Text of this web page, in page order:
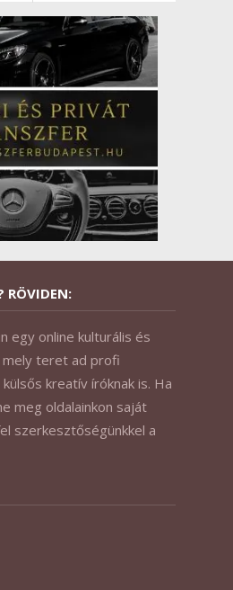
RÖVIDEN:
egy online kulturális és
mely teret ad profi
kreatív íróknak is. Ha
meg oldalainkon saját
szerkesztőségünkkel a